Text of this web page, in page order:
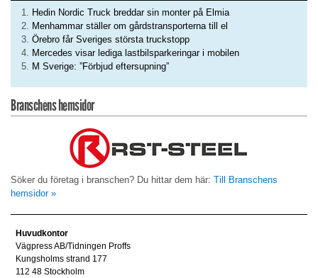
Hedin Nordic Truck breddar sin monter på Elmia
Menhammar ställer om gårdstransporterna till el
Örebro får Sveriges största truckstopp
Mercedes visar lediga lastbilsparkeringar i mobilen
M Sverige: ”Förbjud eftersupning”
Branschens hemsidor
Söker du företag i branschen? Du hittar dem här: Till Branschens
hemsidor »
Huvudkontor
Vägpress AB/Tidningen Proffs
Kungsholms strand 177
112 48 Stockholm